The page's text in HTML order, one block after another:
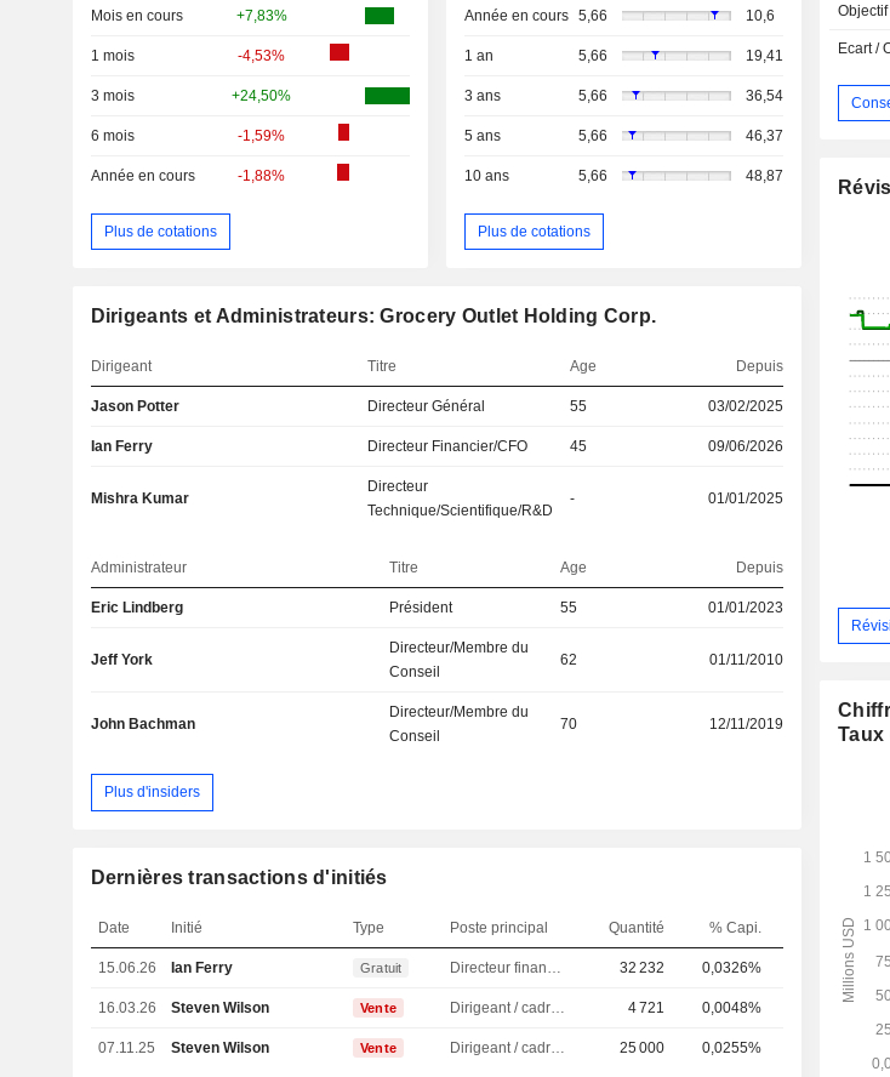
Mois en cours +7,83%
1 mois -4,53%
3 mois +24,50%
6 mois -1,59%
Année en cours -1,88%
Plus de cotations
Année en cours 5,66 10,6
1 an 5,66 19,41
3 ans 5,66 36,54
5 ans 5,66 46,37
10 ans 5,66 48,87
Plus de cotations
Dirigeants et Administrateurs: Grocery Outlet Holding Corp.
Dirigeant Titre Age Depuis
Jason Potter Directeur Général 55 03/02/2025
Ian Ferry Directeur Financier/CFO 45 09/06/2026
Mishra Kumar
Directeur
Technique/Scientifique/R&D
- 01/01/2025
Administrateur Titre Age Depuis
Eric Lindberg Président 55 01/01/2023
Jeff York
Directeur/Membre du
Conseil
62 01/11/2010
John Bachman
Directeur/Membre du
Conseil
70 12/11/2019
Plus d'insiders
Dernières transactions d'initiés
Date Initié Type Poste principal Quantité % Capi.
15.06.26 Ian Ferry Gratuit 32 232 0,0326%
16.03.26 Steven Wilson Vente 4 721 0,0048%
07.11.25 Steven Wilson Vente 25 000 0,0255%
Ecart /
Taux